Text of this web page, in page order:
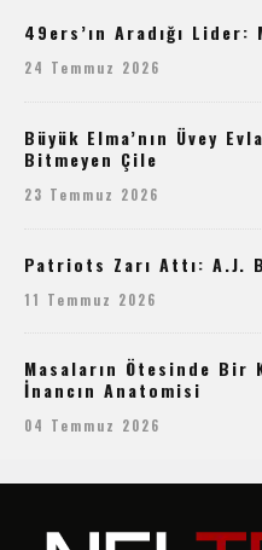
49ers’ın Aradığı Lider:
24 Temmuz 2026
Büyük Elma’nın Üvey
Bitmeyen Çile
23 Temmuz 2026
Patriots Zarı Attı: A.J.
11 Temmuz 2026
Masaların Ötesinde
İnancın Anatomisi
04 Temmuz 2026